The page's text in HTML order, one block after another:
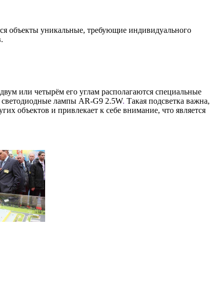
объекты уникальные, требующие индивидуального
или четырём его углам располагаются специальные
светодиодные лампы AR-G9 2.5W. Такая подсветка важна,
объектов и привлекает к себе внимание, что является